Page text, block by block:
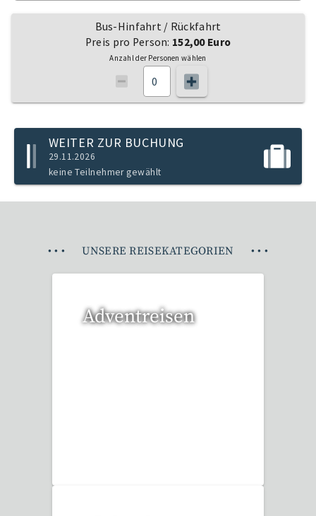
Bus-Hinfahrt / Rückfahrt
Preis pro Person: 152,00 Euro
Anzahl der Personen wählen
WEITER ZUR BUCHUNG
29.11.2026
keine Teilnehmer gewählt
• • • UNSERE REISEKATEGORIEN • • •
Adventreisen